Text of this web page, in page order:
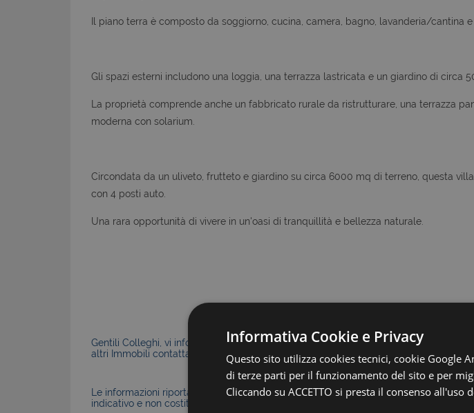
Il piano terra è composto da soggiorno, cucina, camera, bagno, lavanderia/cantina e
Gli spazi esterni includono una loggia, una terrazza lastricata e un giardino di circa
La proprietà comprende anche un fabbricato rurale da ristrutturare, una terrazza
moderna con solarium.
Circondata da un uliveto, frutteto e giardino su circa 6000 mq di terreno, questa
con 4 posti auto.
Una rara opportunità di vivere in un'oasi di tranquillità e bellezza naturale.
Gentili Colleghi, vi informiamo che la Nostra Agenzia Collabora con Tutti, quindi se
altri Immobili contattateci senza problemi.
Le informazioni riportate nell’annuncio, comprese le metrature e le descrizioni degli
indicativo e non costituiscono elemento contrattuale
Informativa Cookie e Privacy
Questo sito utilizza cookies tecnici, cookie Google
di terze parti per il funzionamento del sito e per
Cliccando su ACCETTO si presta il consenso all'uso